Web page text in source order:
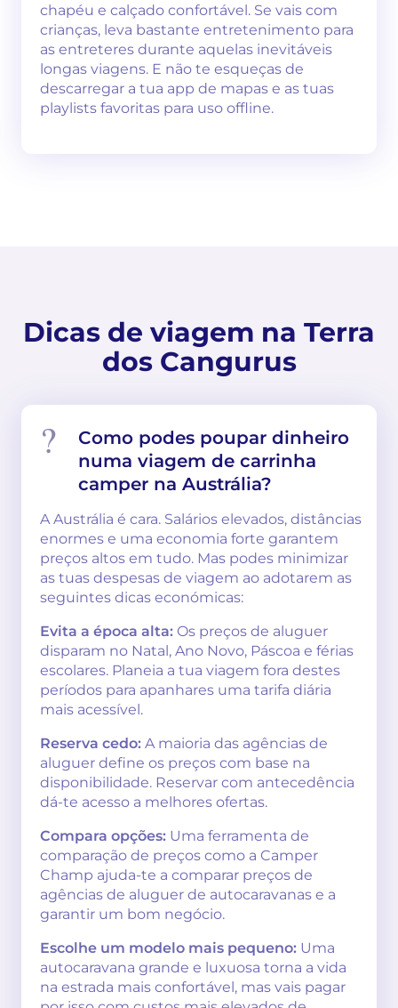
chapéu e calçado confortável. Se vais com
crianças, leva bastante entretenimento para
as entreteres durante aquelas inevitáveis
longas viagens. E não te esqueças de
descarregar a tua app de mapas e as tuas
playlists favoritas para uso offline.
Dicas de viagem na Terra
dos Cangurus
Como podes poupar dinheiro
numa viagem de carrinha
camper na Austrália?
A Austrália é cara. Salários elevados, distâncias
enormes e uma economia forte garantem
preços altos em tudo. Mas podes minimizar
as tuas despesas de viagem ao adotarem as
seguintes dicas económicas:
Evita a época alta: Os preços de aluguer
disparam no Natal, Ano Novo, Páscoa e férias
escolares. Planeia a tua viagem fora destes
períodos para apanhares uma tarifa diária
mais acessível.
Reserva cedo: A maioria das agências de
aluguer define os preços com base na
disponibilidade. Reservar com antecedência
dá-te acesso a melhores ofertas.
Compara opções: Uma ferramenta de
comparação de preços como a Camper
Champ ajuda-te a comparar preços de
agências de aluguer de autocaravanas e a
garantir um bom negócio.
Escolhe um modelo mais pequeno: Uma
autocaravana grande e luxuosa torna a vida
na estrada mais confortável, mas vais pagar